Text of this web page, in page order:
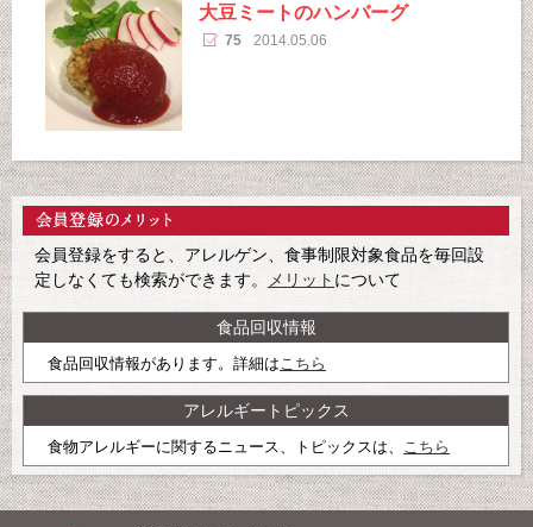
大豆ミートのハンバーグ
75 2014.05.06
会員登録をすると、アレルゲン、食事制限対象食品を毎回設
定しなくても検索ができます。
メリット について
食品回収情報
食品回収情報があります。詳細はこちら
アレルギートピックス
食物アレルギーに関するニュース、トピックスは、 こちら